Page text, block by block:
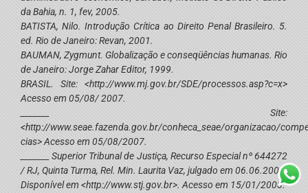
da Bahia, n. 1, fev, 2005.
BATISTA, Nilo.Introdução Crítica ao Direito Penal Brasileiro. 5.
ed. Rio de Janeiro: Revan, 2001.
BAUMAN, Zygmunt. Globalização e conseqüências humanas. Rio
de Janeiro: Jorge Zahar Editor, 1999.
BRASIL. Site: <http://www.mj.gov.br/SDE/processos.asp?c=x>
Acesso em 05/08/ 2007.
_______ Site:
<http://www.seae.fazenda.gov.br/conheca_seae/organizacao/
cias> Acesso em 05/08/2007.
_______ Superior Tribunal de Justiça, Recurso Especial nº 644272
/ RJ, Quinta Turma, Rel. Min. Laurita Vaz, julgado em 06.06.2006.
Disponível em <http://www.stj.gov.br>. Acesso em 15/01/2008.